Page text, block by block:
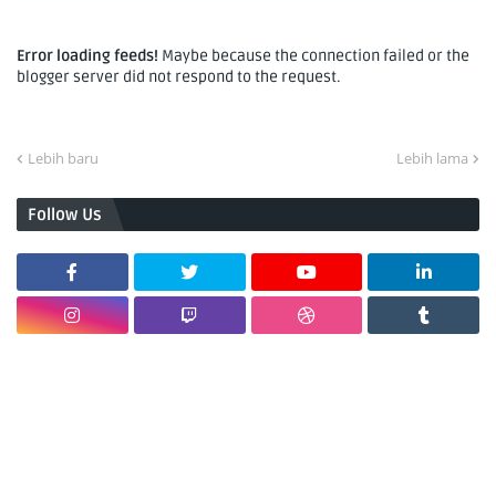
Error loading feeds! Maybe because the connection failed or the
blogger server did not respond to the request.
Lebih baru Lebih lama
Follow Us